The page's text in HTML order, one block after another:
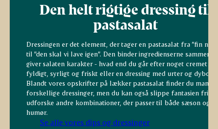
Den helt rigtige dressing til
pastasalat
Dressingen er det element, der tager en pastasalat fra ”fin nok”
til ”den skal vi lave igen”. Den binder ingredienserne sammen
giver salaten karakter - hvad end du går efter noget cremet og
fyldigt, syrligt og friskt eller en dressing med urter og dybde.
Blandt vores opskrifter på lækker pastasalat finder du mange
forskellige dressinger, men du kan også slippe fantasien fri og
udforske andre kombinationer, der passer til både sæson og
humør.
Se alle vores dips og dressinger